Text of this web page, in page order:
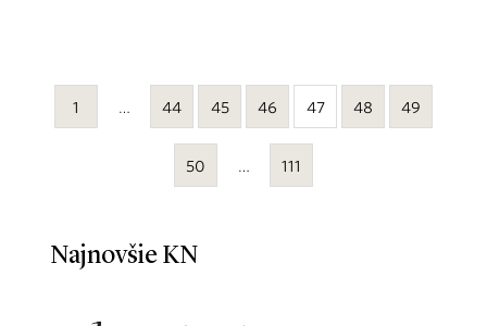
1 … 44 45 46 47 48 49
50 … 111
Najnovšie KN